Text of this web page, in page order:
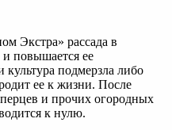
Экстра» рассада в
и повышается ее
культура подмерзла либо
ее к жизни. После
и прочих огородных
к нулю.